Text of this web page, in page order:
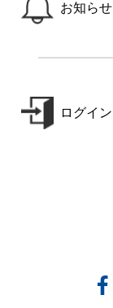
お知らせ
ログイン